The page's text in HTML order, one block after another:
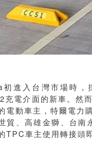
初進入台灣市場時，
充電介面的新車。然
電動車主，特爾電力
貿、高雄金獅、台南
TPC車主使用轉接頭